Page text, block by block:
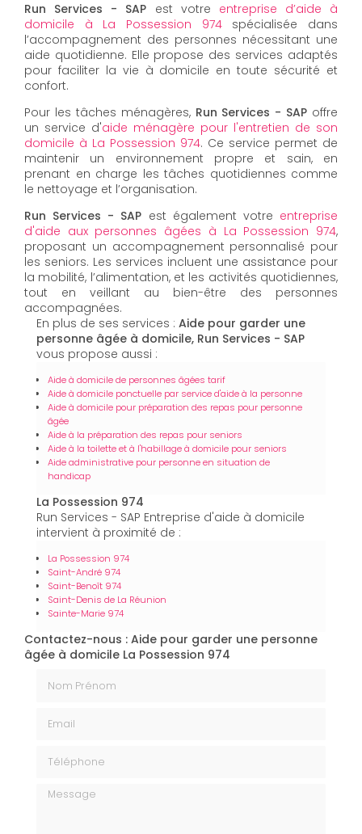
Run Services - SAP est votre entreprise d’aide à
domicile à La Possession 974spécialisée dans
l’accompagnement des personnes nécessitant une
aide quotidienne. Elle propose des services adaptés
pour faciliter la vie à domicile en toute sécurité et
confort.
Pour les tâches ménagères, Run Services - SAP offre
un service d'aide ménagère pour l'entretien de son
domicile à La Possession 974. Ce service permet de
maintenir un environnement propre et sain, en
prenant en charge les tâches quotidiennes comme
le nettoyage et l’organisation.
Run Services - SAP est également votre entreprise
d'aide aux personnes âgées à La Possession 974,
proposant un accompagnement personnalisé pour
les seniors. Les services incluent une assistance pour
la mobilité, l’alimentation, et les activités quotidiennes,
tout en veillant au bien-être des personnes
accompagnées.
En plus de ses services : Aide pour garder une
personne âgée à domicile, Run Services - SAP
vous propose aussi :
Aide à domicile de personnes âgées tarif
Aide à domicile ponctuelle par service d'aide à la personne
Aide à domicile pour préparation des repas pour personne
âgée
Aide à la préparation des repas pour seniors
Aide à la toilette et à l'habillage à domicile pour seniors
Aide administrative pour personne en situation de
handicap
La Possession 974
Run Services - SAP Entreprise d'aide à domicile
intervient à proximité de :
La Possession 974
Saint-André 974
Saint-Benoît 974
Saint-Denis de La Réunion
Sainte-Marie 974
Contactez-nous : Aide pour garder une personne
âgée à domicile La Possession 974
Message